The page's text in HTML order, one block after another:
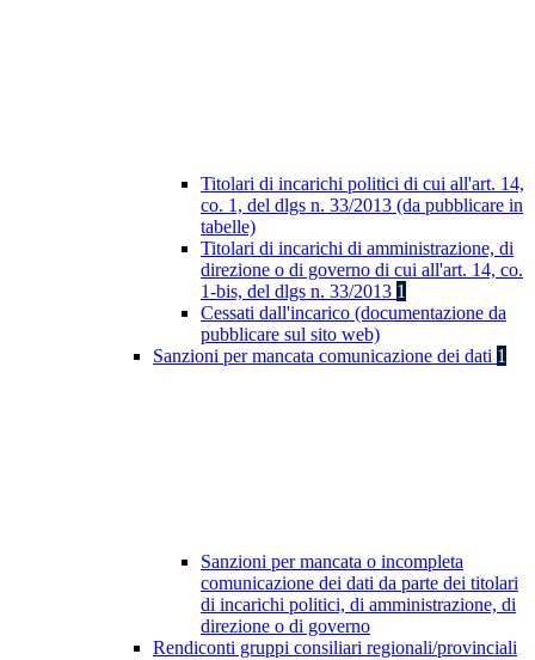
Titolari di incarichi politici di cui all'art. 14,
co. 1, del dlgs n. 33/2013 (da pubblicare in
tabelle)
Titolari di incarichi di amministrazione, di
direzione o di governo di cui all'art. 14, co.
1-bis, del dlgs n. 33/2013 1
Cessati dall'incarico (documentazione da
pubblicare sul sito web)
Sanzioni per mancata comunicazione dei dati 1
Sanzioni per mancata o incompleta
comunicazione dei dati da parte dei titolari
di incarichi politici, di amministrazione, di
direzione o di governo
Rendiconti gruppi consiliari regionali/provinciali